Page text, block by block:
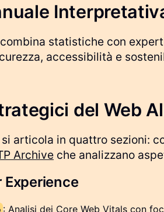
statistiche con
accessibilità e
del Web
articola in quattro sezioni:
Archive che analizzano
Experience
: Analisi dei Core Web Vitals con